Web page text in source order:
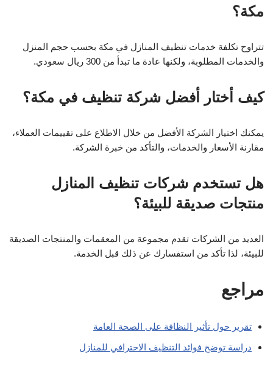
مكة؟
تتراوح تكلفة خدمات تنظيف المنازل في مكة بحسب حجم المنزل
والخدمات المطلوبة، ولكنها عادة ما تبدأ من 300 ريال سعودي.
كيف أختار أفضل شركة تنظيف في مكة؟
يمكنك اختيار الشركة الأفضل من خلال الاطلاع على تقييمات العملاء،
مقارنة الأسعار والخدمات، والتأكد من خبرة الشركة.
هل تستخدم شركات تنظيف المنازل
منتجات صديقة للبيئة؟
العديد من الشركات تقدم مجموعة من المعقمات والمنتجات الصديقة
للبيئة، لذا تأكد من استفسارك عن ذلك قبل الخدمة.
مراجع
تقرير حول تأثير النظافة على الصحة العامة
دراسة توضح فوائد التنظيف الاحترافي للمنازل